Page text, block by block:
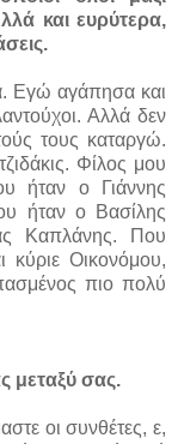
και ευρύτερα,
Εγώ αγάπησα και
Αλλά δεν
τους καταργώ.
Φίλος μου
ήταν ο Γιάννης
ήταν ο Βασίλης
Καπλάνης. Που
κύριε Οικονόμου,
πιο πολύ
μεταξύ σας.
οι συνθέτες, ε,